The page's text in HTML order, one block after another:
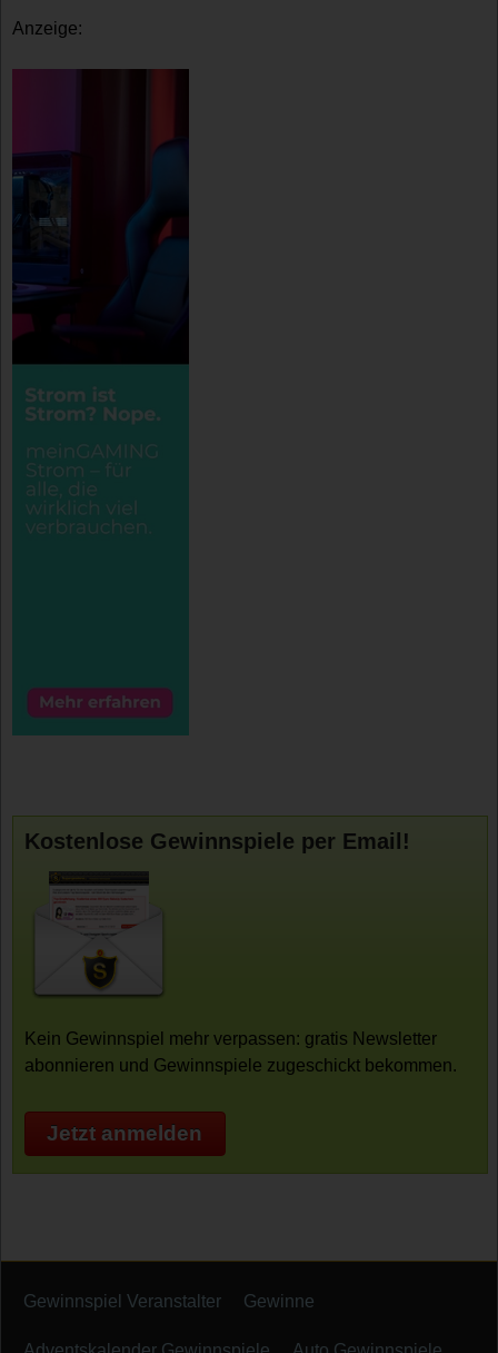
Anzeige:
Kostenlose Gewinnspiele per Email!
Kein Gewinnspiel mehr verpassen: gratis Newsletter
abonnieren und Gewinnspiele zugeschickt bekommen.
Jetzt anmelden
Gewinnspiel Veranstalter Gewinne